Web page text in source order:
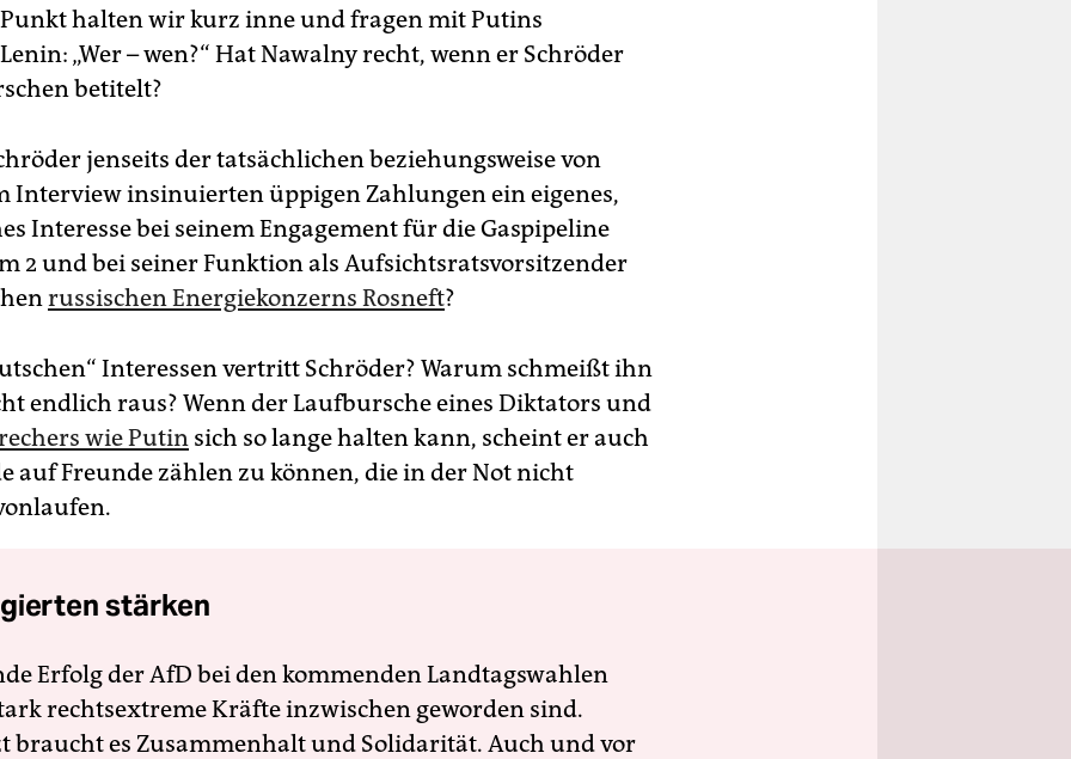
halten wir kurz inne und fragen mit Putins
„Wer – wen?“ Hat Nawalny recht, wenn er Schröder
betitelt?
jenseits der tatsächlichen beziehungsweise von
Interview insinuierten üppigen Zahlungen ein eigenes,
Interesse bei seinem Engagement für die Gaspipeline
2 und bei seiner Funktion als Aufsichtsratsvorsitzender
russischen Energiekonzerns Rosneft?
Interessen vertritt Schröder? Warum schmeißt ihn
endlich raus? Wenn der Laufbursche eines Diktators und
wie Putin sich so lange halten kann, scheint er auch
auf Freunde zählen zu können, die in der Not nicht
stärken
Erfolg der AfD bei den kommenden Landtagswahlen
rechtsextreme Kräfte inzwischen geworden sind.
braucht es Zusammenhalt und Solidarität. Auch und vor